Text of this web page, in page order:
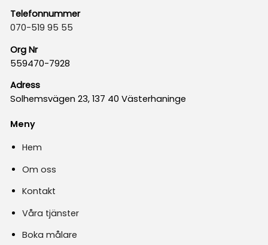
Telefonnummer
070-519 95 55
Org Nr
559470-7928
Adress
Solhemsvägen 23, 137 40 Västerhaninge
Meny
Hem
Om oss
Kontakt
Våra tjänster
Boka målare